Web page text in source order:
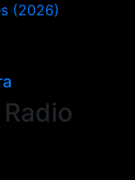
(2026)